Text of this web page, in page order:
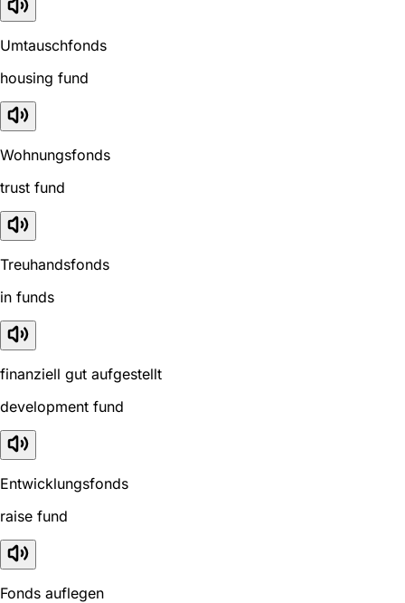
Umtauschfonds
housing fund
Wohnungsfonds
trust fund
Treuhandsfonds
in funds
finanziell gut aufgestellt
development fund
Entwicklungsfonds
raise fund
Fonds auflegen